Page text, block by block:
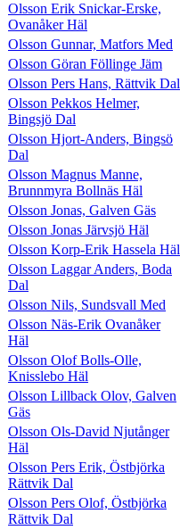
Olsson Erik Snickar-Erske,
Ovanåker Häl
Olsson Gunnar, Matfors Med
Olsson Göran Föllinge Jäm
Olsson Pers Hans, Rättvik Dal
Olsson Pekkos Helmer,
Bingsjö Dal
Olsson Hjort-Anders, Bingsö
Dal
Olsson Magnus Manne,
Brunnmyra Bollnäs Häl
Olsson Jonas, Galven Gäs
Olsson Jonas Järvsjö Häl
Olsson Korp-Erik Hassela Häl
Olsson Laggar Anders, Boda
Dal
Olsson Nils, Sundsvall Med
Olsson Näs-Erik Ovanåker
Häl
Olsson Olof Bolls-Olle,
Knisslebo Häl
Olsson Lillback Olov, Galven
Gäs
Olsson Ols-David Njutånger
Häl
Olsson Pers Erik, Östbjörka
Rättvik Dal
Olsson Pers Olof, Östbjörka
Rättvik Dal